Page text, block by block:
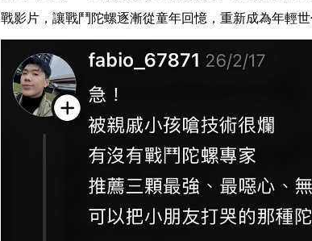
戰影片，讓戰鬥陀螺逐漸從童年回憶，重新成為年輕世